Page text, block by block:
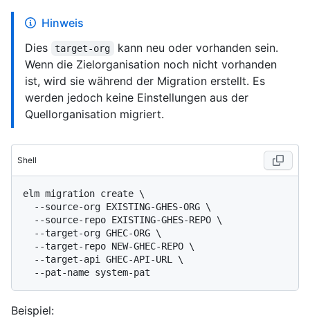
Hinweis
Dies
target-org
kann neu oder vorhanden sein.
Wenn die Zielorganisation noch nicht vorhanden
ist, wird sie während der Migration erstellt. Es
werden jedoch keine Einstellungen aus der
Quellorganisation migriert.
Shell
elm migration create \
Beispiel: